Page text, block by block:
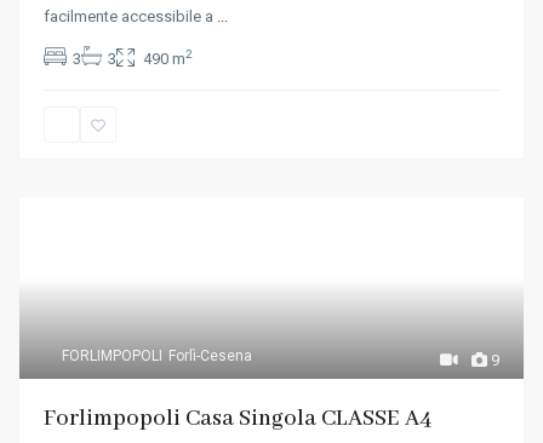
facilmente accessibile a ...
3 3 490 m2
9
FORLIMPOPOLI Forlì-Cesena
Forlimpopoli Casa Singola CLASSE A4